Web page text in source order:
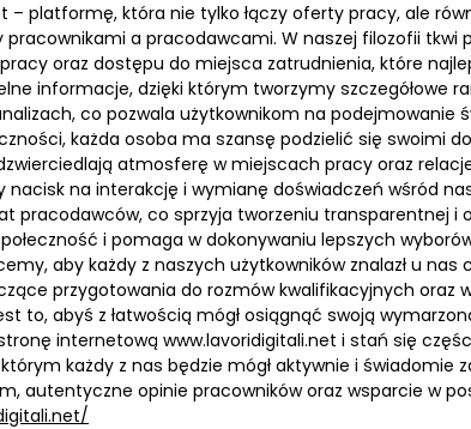
– platformę, która nie tylko łączy oferty pracy, ale
a pracodawcami. W naszej filozofii tkwi
oraz dostępu do miejsca zatrudnienia, które
informacje, dzięki którym tworzymy szczegółowe
co pozwala użytkownikom na podejmowanie
każda osoba ma szansę podzielić się
atmosferę w miejscach pracy oraz
nacisk na interakcję i wymianę doświadczeń wśród
pracodawców, co sprzyja tworzeniu transparentnej i
i pomaga w dokonywaniu lepszych
aby każdy z naszych użytkowników znalazł u nas
przygotowania do rozmów kwalifikacyjnych oraz
to, abyś z łatwością mógł osiągnąć swoją
internetową www.lavoridigitali.net i stań się
każdy z nas będzie mógł aktywnie i świadomie
autentyczne opinie pracowników oraz wsparcie w